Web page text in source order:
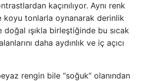
kaçınılıyor. Aynı renk
koyu tonlarla oynanarak derinlik
doğal ışıkla birleştiğinde bu sıcak
daha aydınlık ve iç açıcı
rengin bile “soğuk” olanından